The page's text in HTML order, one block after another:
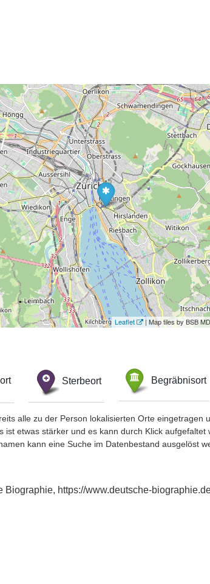
Leaflet | Map tiles by BSB
Sterbeort Begräbnisort
alle zu der Person lokalisierten Orte eingetragen
ist etwas stärker und es kann durch Klick
kann eine Suche im Datenbestand ausgelöst
Biographie, https://www.deutsche-